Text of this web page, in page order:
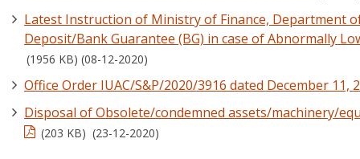
Latest Instruction of Ministry of Finance, Department
Deposit/Bank Guarantee (BG) in case of Abnormally
(1956 KB) (08-12-2020)
Office Order IUAC/S&P/2020/3916 dated December 11,
Disposal of Obsolete/condemned assets/machinery/
(203 KB) (23-12-2020)